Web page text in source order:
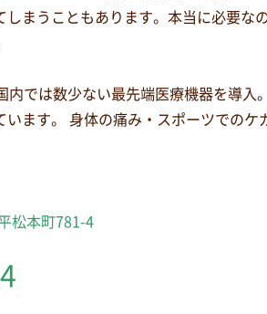
しまうこともあります。本当に必要
では数少ない最先端医療機器を導入。
ます。 身体の痛み・スポーツでのケ
松本町781-4